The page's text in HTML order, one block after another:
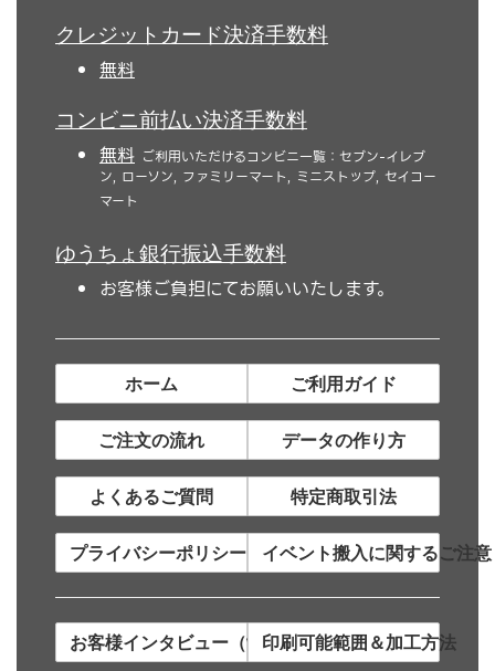
クレジットカード決済手数料
無料
コンビニ前払い決済手数料
無料 ご利用いただけるコンビニ一覧：セブン-イレブ
ン, ローソン, ファミリーマート, ミニストップ, セイコー
マート
ゆうちょ銀行振込手数料
お客様ご負担にてお願いいたします。
ホーム ご利用ガイド
ご注文の流れ データの作り方
よくあるご質問 特定商取引法
プライバシーポリシー イベント搬入に関するご注意
お客様インタビュー（制作事例）印刷可能範囲＆加工方法